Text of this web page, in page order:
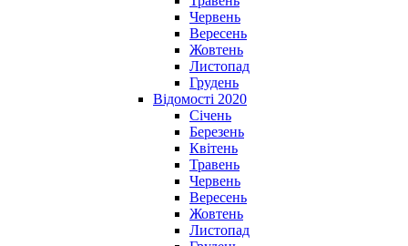
Червень
Вересень
Жовтень
Листопад
Грудень
Відомості 2020
Січень
Березень
Квітень
Травень
Червень
Вересень
Жовтень
Листопад